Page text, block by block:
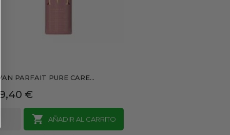
PARFAIT PURE CARE...
€

AÑADIR AL CARRITO